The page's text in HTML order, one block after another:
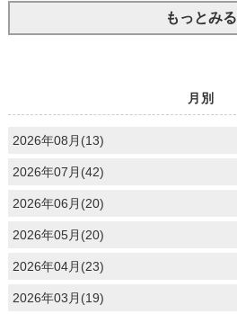
もっとみる
月別
2026年08月(13)
2026年07月(42)
2026年06月(20)
2026年05月(20)
2026年04月(23)
2026年03月(19)